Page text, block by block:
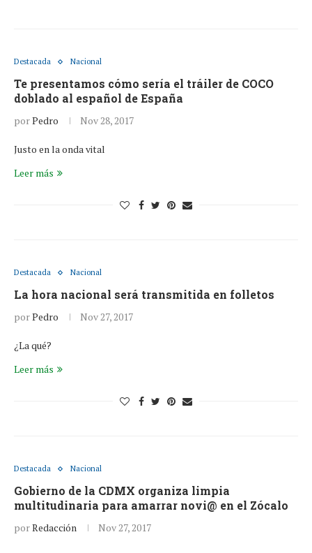
Destacada Nacional
Te presentamos cómo sería el tráiler de COCO
doblado al español de España
porPedro Nov 28, 2017
Justo en la onda vital
Leer más
Destacada Nacional
La hora nacional será transmitida en folletos
porPedro Nov 27, 2017
¿La qué?
Leer más
Destacada Nacional
Gobierno de la CDMX organiza limpia
multitudinaria para amarrar novi@ en el Zócalo
porRedacción Nov 27, 2017